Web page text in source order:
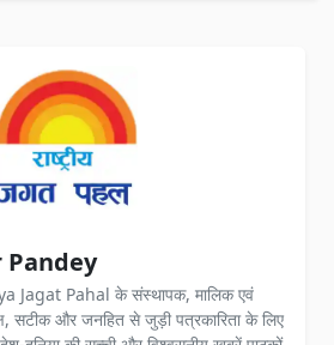
Jagat Pahal के संस्थापक, मालिक एवं
सटीक और जनहित से जुड़ी पत्रकारिता के लिए